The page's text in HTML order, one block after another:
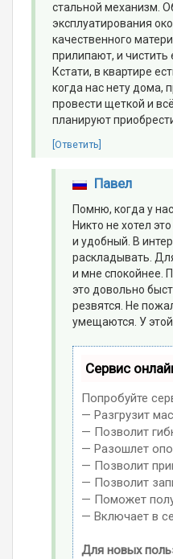
стальной механизм.
эксплуатирования
качественного
прилипают, и
Кстати, в квартире
когда нас нету дома,
провести щеткой и
планируют
[Ответить]
Павел
Помню, когда у
Никто не хотел
и удобный. В
раскладывать.
и мне спокойнее.
это довольно
резвятся. Не
умещаются. У
Сервис
Попробуйте
— Разгрузит
— Позволит
— Разошлет
— Позволит
— Позволит
— Поможет
— Включает в
Для новых